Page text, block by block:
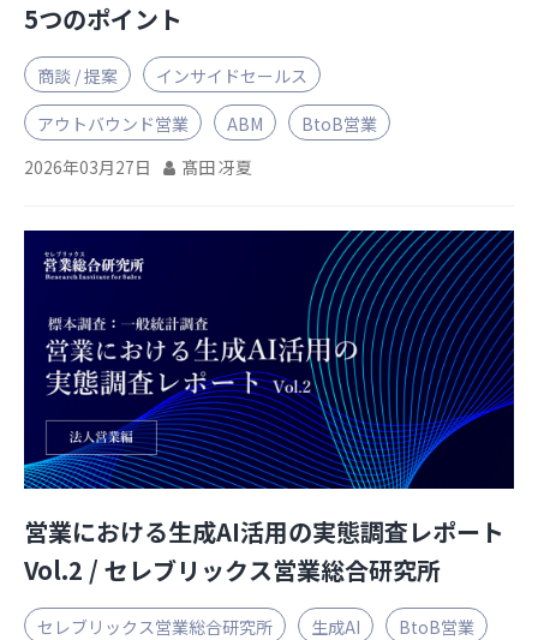
5つのポイント
商談 / 提案
インサイドセールス
アウトバウンド営業
ABM
BtoB営業
2026年03月27日
髙田 冴夏
営業における生成AI活用の実態調査レポート
Vol.2 / セレブリックス営業総合研究所
セレブリックス営業総合研究所 生成AI
BtoB営業